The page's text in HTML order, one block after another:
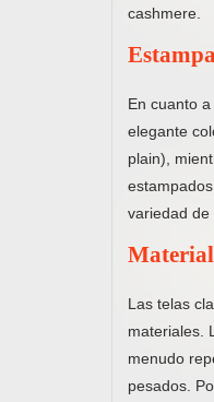
cashmere.
En cuanto
elegante
plain),
variedad de
Las telas
materiales.
menudo
pesados.